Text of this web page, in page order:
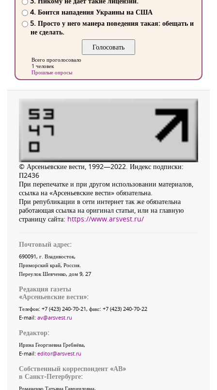
4. Боится нападения Украины на США
5. Просто у него манера поведения такая: обещать и
не сделать.
Всего проголосовало
1 человек
Прошлые опросы
© Арсеньевские вести, 1992—2022. Индекс подписки:
П2436
При перепечатке и при другом использовании материалов,
ссылка на «Арсеньевские вести» обязательна.
При републикации в сети интернет так же обязательна
работающая ссылка на оригинал статьи, или на главную
страницу сайта: https://www.arsvest.ru/
Почтовый адрес:
690091, г. Владивосток,
Приморский край, Россия
Переулок Шевченко, дом 9, 27
Редакция газеты
«Арсеньевские вести»:
Телефон: +7 (423) 240-70-21, факс: +7 (423) 240-70-22
E-mail: av@arsvest.ru
Редактор:
Ирина Георгиевна Гребнёва,
E-mail: editor@arsvest.ru
Собственный корреспондент «АВ»
в Санкт-Петербурге:
Романенко Татьяна Гаврииловна,